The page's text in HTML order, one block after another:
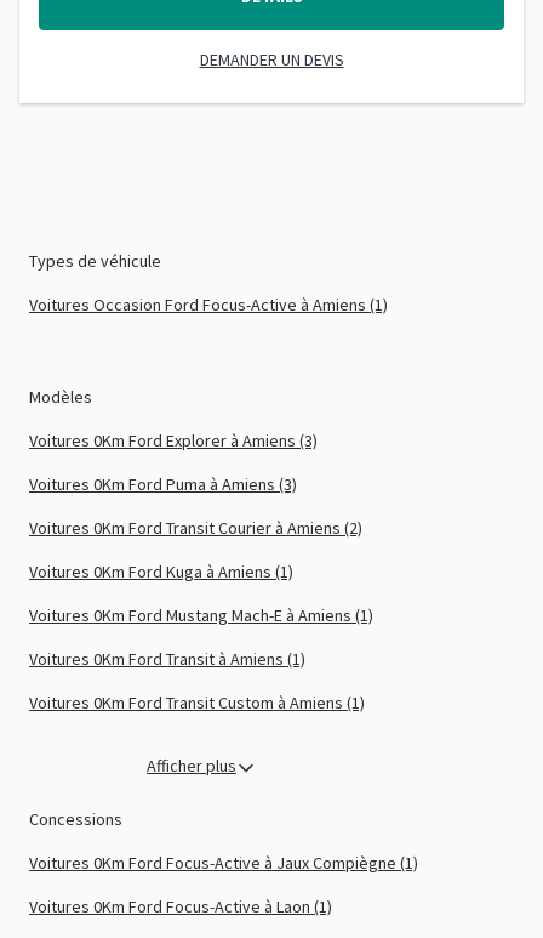
DEMANDER UN DEVIS
Types de véhicule
Voitures Occasion Ford Focus-Active à Amiens (1)
Modèles
Voitures 0Km Ford Explorer à Amiens (3)
Voitures 0Km Ford Puma à Amiens (3)
Voitures 0Km Ford Transit Courier à Amiens (2)
Voitures 0Km Ford Kuga à Amiens (1)
Voitures 0Km Ford Mustang Mach-E à Amiens (1)
Voitures 0Km Ford Transit à Amiens (1)
Voitures 0Km Ford Transit Custom à Amiens (1)
Afficher plus
Concessions
Voitures 0Km Ford Focus-Active à Jaux Compiègne (1)
Voitures 0Km Ford Focus-Active à Laon (1)